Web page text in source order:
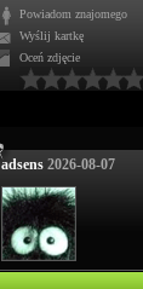
Powiadom znajomego
Wyślij kartkę
Oceń zdjęcie
adsens 2026-08-07